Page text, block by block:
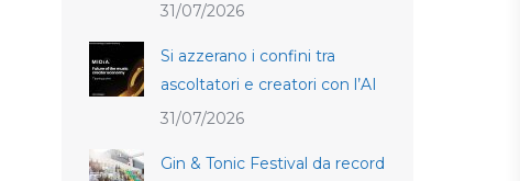
31/07/2026
Si azzerano i confini tra
ascoltatori e creatori con l’AI
31/07/2026
Gin & Tonic Festival da record